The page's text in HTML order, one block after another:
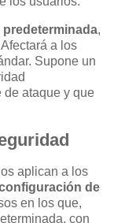
predeterminada,
a los
Supone un
de ataque y que
aplican a los
de
en los que,
con